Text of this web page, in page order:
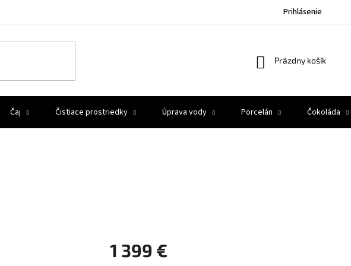
Prihlásenie
Nákupný
Prázdny košík
Čaj Čistiace prostriedky Úprava vody Porcelán Čokoláda
1 399 €